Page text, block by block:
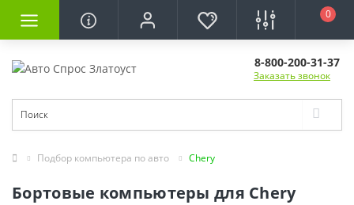
0
8-800-200-31-37
Заказать звонок
Подбор компьютера по авто Chery
Бортовые компьютеры для Chery